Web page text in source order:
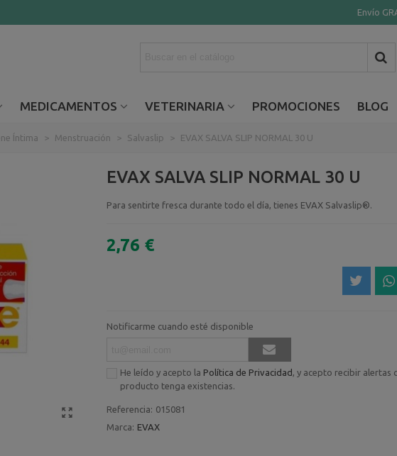
Envío
MEDICAMENTOS VETERINARIA PROMOCIONES BLOG
Íntima > Menstruación > Salvaslip > EVAX SALVA SLIP NORMAL 30 U
EVAX SALVA SLIP NORMAL 30 U
Para sentirte fresca durante todo el día, tienes EVAX Salvaslip®.
2,76 €
Notificarme cuando esté disponible
He leído y acepto la Política de Privacidad , y acepto recibir alertas
producto tenga existencias.
Referencia: 015081
Marca: EVAX